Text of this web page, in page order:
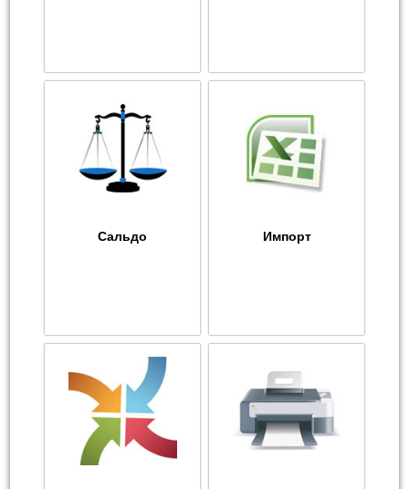
Сальдо Импорт